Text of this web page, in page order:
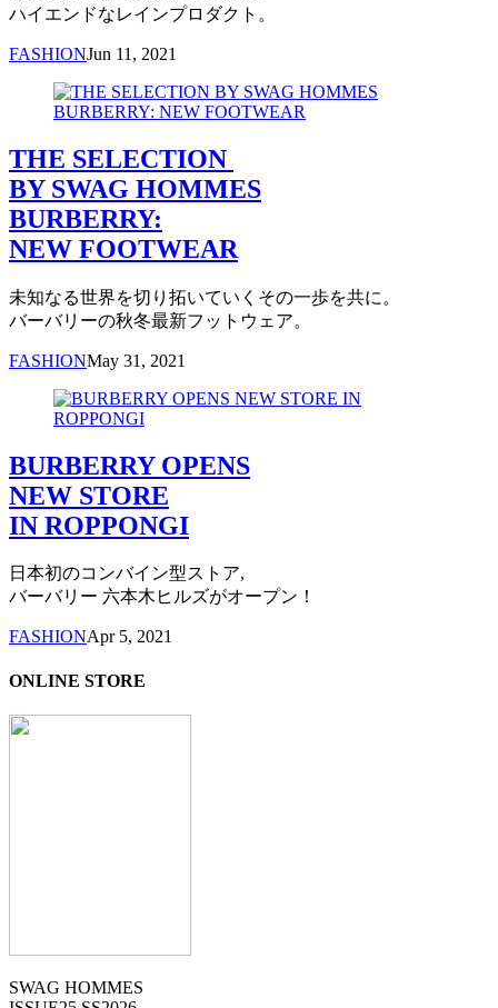
ハイエンドなレインプロダクト。
FASHIONJun 11, 2021
THE SELECTION
BY SWAG HOMMES
BURBERRY:
NEW FOOTWEAR
未知なる世界を切り拓いていくその一歩を共に。
バーバリーの秋冬最新フットウェア。
FASHIONMay 31, 2021
BURBERRY OPENS
NEW STORE
IN ROPPONGI
日本初のコンバイン型ストア,
バーバリー 六本木ヒルズがオープン！
FASHIONApr 5, 2021
ONLINE STORE
SWAG HOMMES